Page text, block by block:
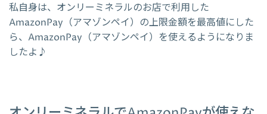
私自身は、オンリーミネラルのお店で利用した
AmazonPay（アマゾンペイ）の上限金額を最高値にした
ら、AmazonPay（アマゾンペイ）を使えるようになりま
したよ♪